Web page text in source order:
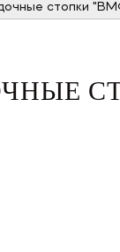
стопки